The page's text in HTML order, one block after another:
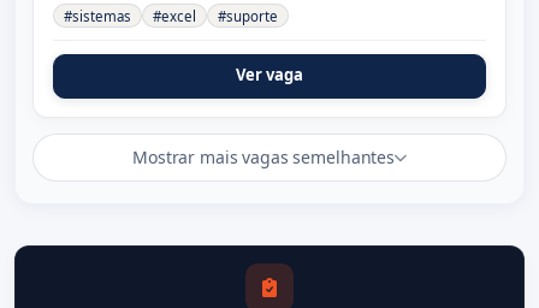
#sistemas #excel #suporte
Ver vaga
Mostrar mais vagas semelhantes